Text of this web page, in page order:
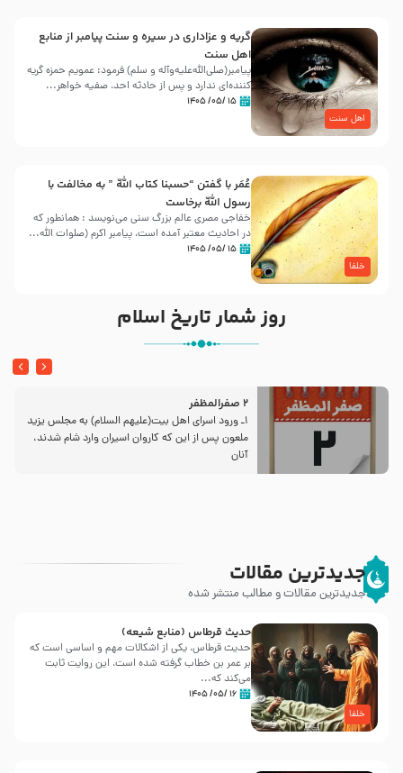
اهل سنت
گریه و عزاداری در سیره و سنت پیامبر از منابع
اهل سنت
پیامبر(صلی‌الله‌علیه‌وآله و سلم) فرمود: عمویم حمزه گریه
کننده‌ای ندارد و پس از حادثه احد، صفیه خواهر...
۱۵ /۰۵/ ۱۴۰۵
خلفا
عُمَر با گفتن “حسبنا كتاب اللّه ” به مخالفت با
رسول اللّه برخاست
خفاجی مصری عالم بزرگ سنی می‌نویسد : همانطور که
در احادیث معتبر آمده است، پیامبر اکرم (صلوات اللّه...
۱۵ /۰۵/ ۱۴۰۵
روز شمار تاریخ اسلام
2 صفرالمظفر
1ـ ورود اسراى اهل بیت‌(علیهم السلام) به مجلس یزید
ملعون پس از این كه كاروان اسیران وارد شام شدند،
آنان
جدیدترین مقالات
جدیدترین مقالات و مطالب منتشر شده
خلفا
حدیث قرطاس (منابع شیعه)
حدیث قرطاس، یکی از اشکالات مهم و اساسی است که
بر عمر بن خطاب گرفته شده است، این روایت ثابت
می‌کند که...
۱۶ /۰۵/ ۱۴۰۵